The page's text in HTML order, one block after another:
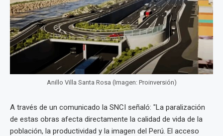
Anillo Villa Santa Rosa (Imagen: Proinversión)
A través de un comunicado la SNCI señaló: "La paralización
de estas obras afecta directamente la calidad de vida de la
población, la productividad y la imagen del Perú. El acceso